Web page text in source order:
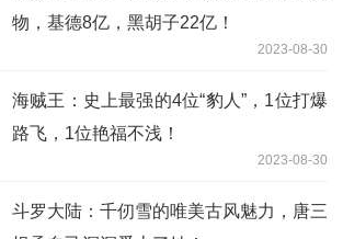
物，基德8亿，黑胡子22亿！
2023-08-30
海贼王：史上最强的4位“豹人”，1位打爆
路飞，1位艳福不浅！
2023-08-30
斗罗大陆：千仞雪的唯美古风魅力，唐三